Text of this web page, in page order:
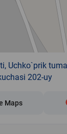
Uchko`prik
202-uy
Maps